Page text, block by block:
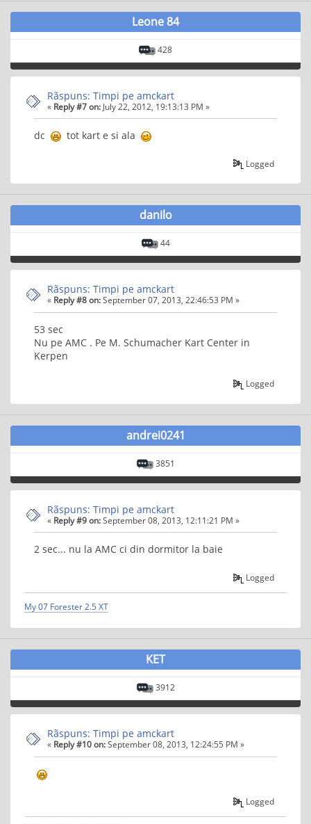
Leone 84
428
Rãspuns: Timpi pe amckart
« Reply #7 on: July 22, 2012, 19:13:13 PM »
dc tot kart e si ala
Logged
danilo
44
Rãspuns: Timpi pe amckart
« Reply #8 on:September 07, 2013, 22:46:53 PM »
53 sec
Nu pe AMC . Pe M. Schumacher Kart Center in
Kerpen
Logged
andrei0241
3851
Rãspuns: Timpi pe amckart
« Reply #9 on:September 08, 2013, 12:11:21 PM »
2 sec... nu la AMC ci din dormitor la baie
Logged
My 07 Forester 2.5 XT
KET
3912
Rãspuns: Timpi pe amckart
« Reply #10 on:September 08, 2013, 12:24:55 PM »
Logged